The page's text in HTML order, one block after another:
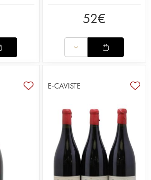
52€
E-CAVISTE